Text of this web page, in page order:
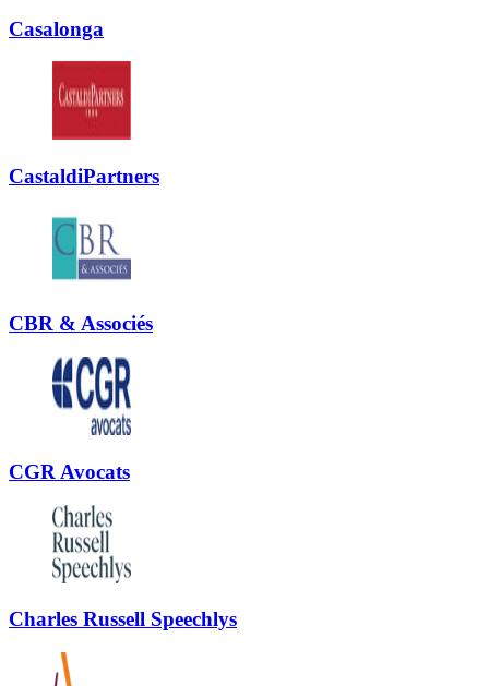
Casalonga
CastaldiPartners
CBR & Associés
CGR Avocats
Charles Russell Speechlys